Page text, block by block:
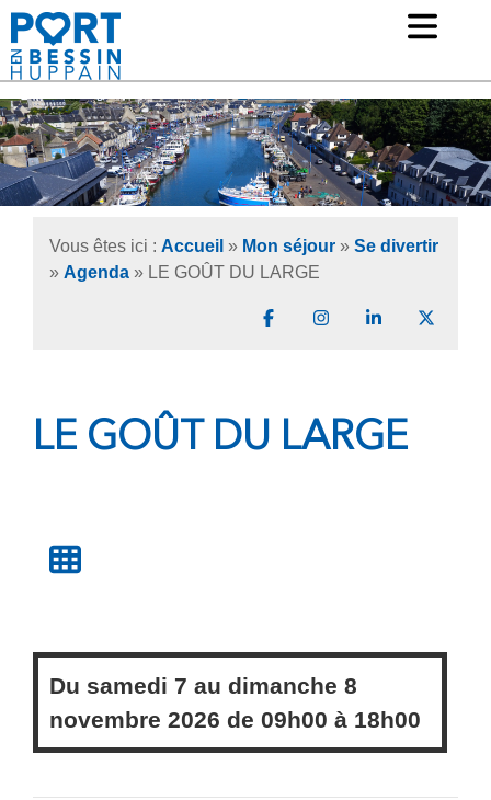
Mairie de Port-en-Bessin Huppain
Vous êtes ici : Accueil » Mon séjour » Se divertir
» Agenda » LE GOÛT DU LARGE
Partager sur Facebook
Partager surPartager sur
LE GOÛT DU LARGE
Du samedi 7 au dimanche 8
novembre 2026 de 09h00 à 18h00